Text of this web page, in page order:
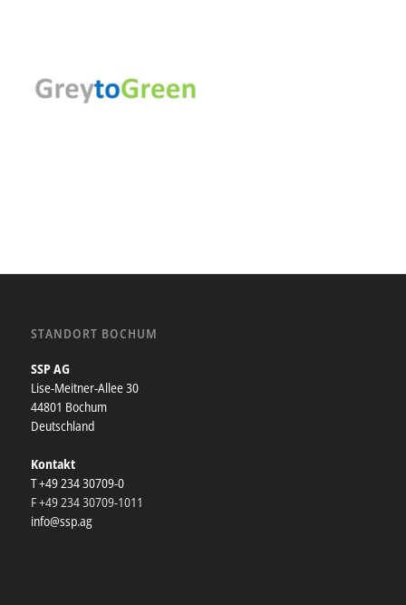
STANDORT BOCHUM
SSP AG
Lise-Meitner-Allee 30
44801 Bochum
Deutschland
Kontakt
T +49 234 30709-0
F +49 234 30709-1011
info@ssp.ag